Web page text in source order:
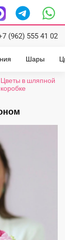
(962) 555 41 02
Шары
Цветы в шляпной
коробке